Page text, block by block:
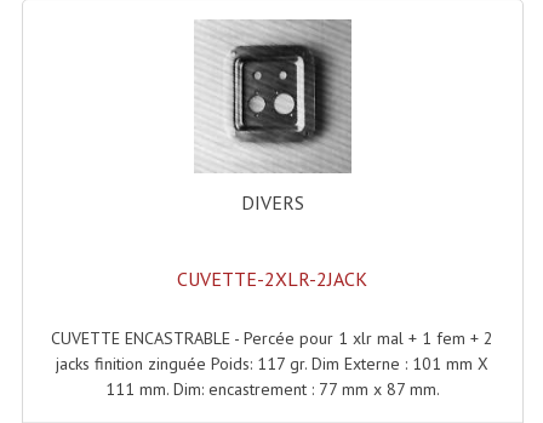
DIVERS
CUVETTE-2XLR-2JACK
CUVETTE ENCASTRABLE - Percée pour 1 xlr mal + 1 fem + 2
jacks finition zinguée Poids: 117 gr. Dim Externe : 101 mm X
111 mm. Dim: encastrement : 77 mm x 87 mm.